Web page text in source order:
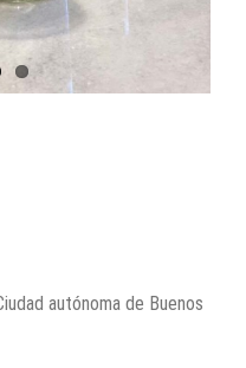
autónoma de Buenos